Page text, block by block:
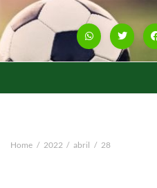
Home 2022 abril 28